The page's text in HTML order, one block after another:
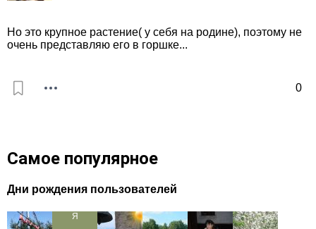
0
Но это крупное растение( у себя на родине), поэтому не
очень представляю его в горшке...
Самое популярное
Дни рождения пользователей